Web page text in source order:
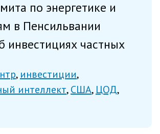
по энергетике и
в Пенсильвании
инвестициях частных
долларов, которые, по
связаны с ИИ,
инвестиции
интеллект США ЦОД